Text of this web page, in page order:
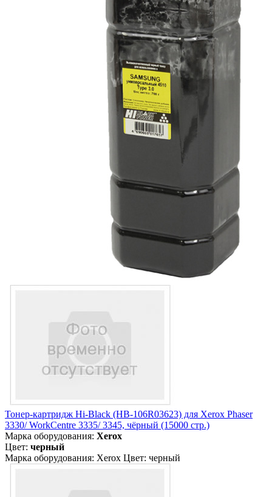
Тонер-картридж Hi-Black (HB-106R03623) для Xerox Phaser
3330/ WorkCentre 3335/ 3345, чёрный (15000 стр.)
Марка оборудования: Xerox
Цвет: черный
Марка оборудования: Xerox Цвет: черный